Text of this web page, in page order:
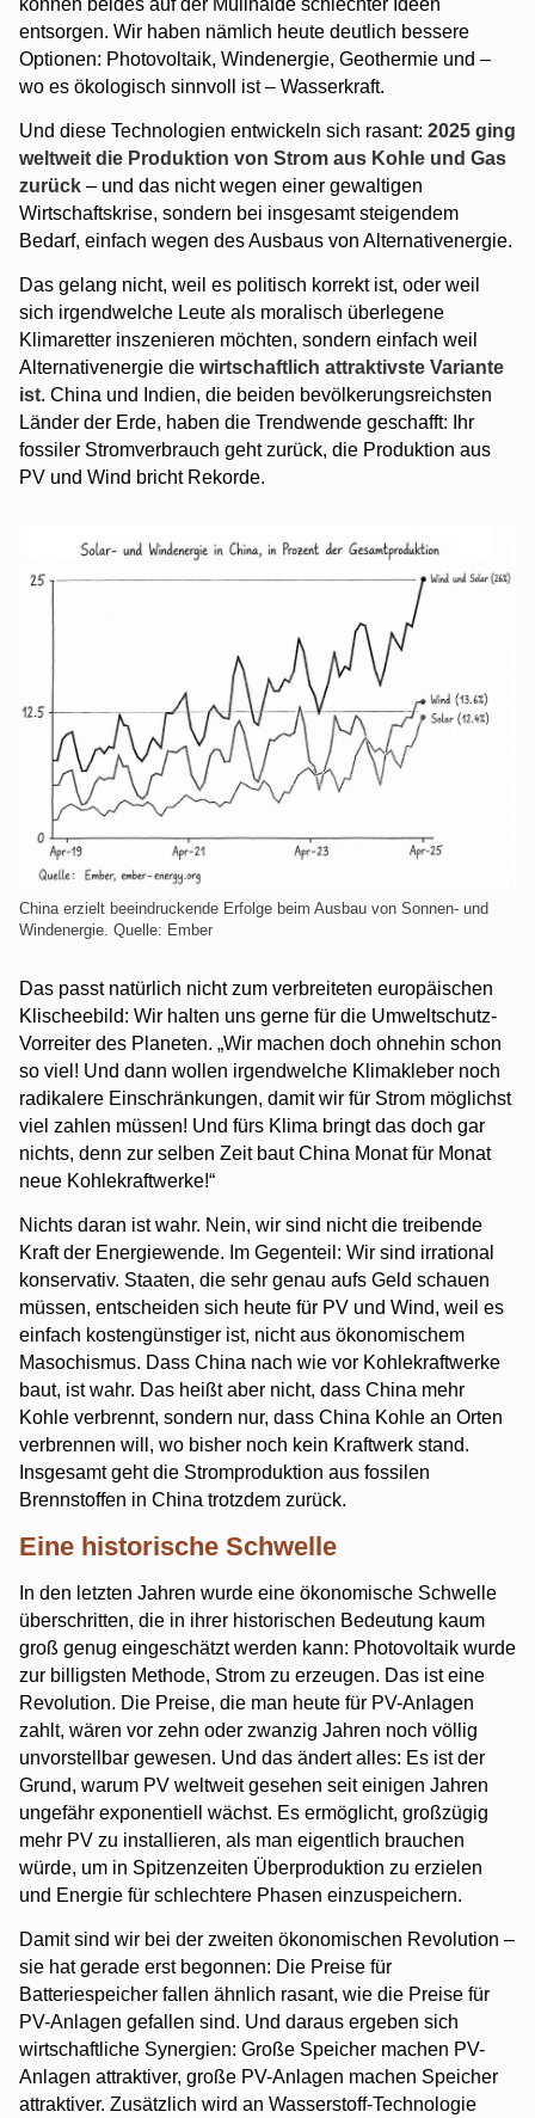
können beides auf der Müllhalde schlechter Ideen
entsorgen. Wir haben nämlich heute deutlich bessere
Optionen: Photovoltaik, Windenergie, Geothermie und –
wo es ökologisch sinnvoll ist – Wasserkraft.
Und diese Technologien entwickeln sich rasant: 2025 ging
weltweit die Produktion von Strom aus Kohle und Gas
zurück – und das nicht wegen einer gewaltigen
Wirtschaftskrise, sondern bei insgesamt steigendem
Bedarf, einfach wegen des Ausbaus von Alternativenergie.
Das gelang nicht, weil es politisch korrekt ist, oder weil
sich irgendwelche Leute als moralisch überlegene
Klimaretter inszenieren möchten, sondern einfach weil
Alternativenergie die wirtschaftlich attraktivste Variante
ist. China und Indien, die beiden bevölkerungsreichsten
Länder der Erde, haben die Trendwende geschafft: Ihr
fossiler Stromverbrauch geht zurück, die Produktion aus
PV und Wind bricht Rekorde.
China erzielt beeindruckende Erfolge beim Ausbau von Sonnen- und
Windenergie. Quelle: Ember
Das passt natürlich nicht zum verbreiteten europäischen
Klischeebild: Wir halten uns gerne für die Umweltschutz-
Vorreiter des Planeten. „Wir machen doch ohnehin schon
so viel! Und dann wollen irgendwelche Klimakleber noch
radikalere Einschränkungen, damit wir für Strom möglichst
viel zahlen müssen! Und fürs Klima bringt das doch gar
nichts, denn zur selben Zeit baut China Monat für Monat
neue Kohlekraftwerke!“
Nichts daran ist wahr. Nein, wir sind nicht die treibende
Kraft der Energiewende. Im Gegenteil: Wir sind irrational
konservativ. Staaten, die sehr genau aufs Geld schauen
müssen, entscheiden sich heute für PV und Wind, weil es
einfach kostengünstiger ist, nicht aus ökonomischem
Masochismus. Dass China nach wie vor Kohlekraftwerke
baut, ist wahr. Das heißt aber nicht, dass China mehr
Kohle verbrennt, sondern nur, dass China Kohle an Orten
verbrennen will, wo bisher noch kein Kraftwerk stand.
Insgesamt geht die Stromproduktion aus fossilen
Brennstoffen in China trotzdem zurück.
Eine historische Schwelle
In den letzten Jahren wurde eine ökonomische Schwelle
überschritten, die in ihrer historischen Bedeutung kaum
groß genug eingeschätzt werden kann: Photovoltaik wurde
zur billigsten Methode, Strom zu erzeugen. Das ist eine
Revolution. Die Preise, die man heute für PV-Anlagen
zahlt, wären vor zehn oder zwanzig Jahren noch völlig
unvorstellbar gewesen. Und das ändert alles: Es ist der
Grund, warum PV weltweit gesehen seit einigen Jahren
ungefähr exponentiell wächst. Es ermöglicht, großzügig
mehr PV zu installieren, als man eigentlich brauchen
würde, um in Spitzenzeiten Überproduktion zu erzielen
und Energie für schlechtere Phasen einzuspeichern.
Damit sind wir bei der zweiten ökonomischen Revolution –
sie hat gerade erst begonnen: Die Preise für
Batteriespeicher fallen ähnlich rasant, wie die Preise für
PV-Anlagen gefallen sind. Und daraus ergeben sich
wirtschaftliche Synergien: Große Speicher machen PV-
Anlagen attraktiver, große PV-Anlagen machen Speicher
attraktiver. Zusätzlich wird an Wasserstoff-Technologie